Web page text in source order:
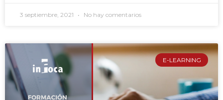
3 septiembre, 2021 No hay comentarios
E-LEARNING